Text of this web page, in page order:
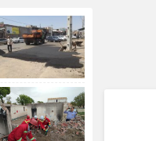
مرا به خاطر بسپار